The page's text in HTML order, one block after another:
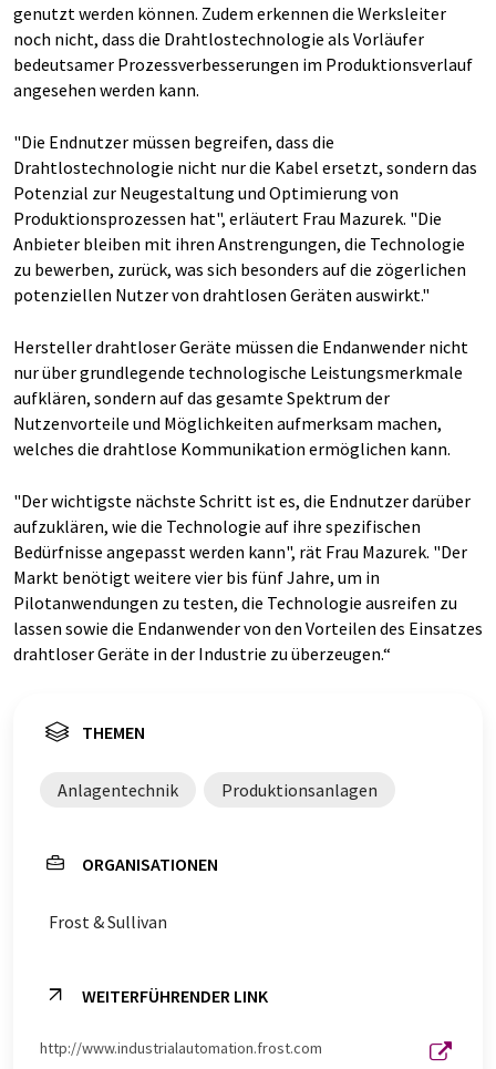
genutzt werden können. Zudem erkennen die Werksleiter
noch nicht, dass die Drahtlostechnologie als Vorläufer
bedeutsamer Prozessverbesserungen im Produktionsverlauf
angesehen werden kann.
"Die Endnutzer müssen begreifen, dass die
Drahtlostechnologie nicht nur die Kabel ersetzt, sondern das
Potenzial zur Neugestaltung und Optimierung von
Produktionsprozessen hat", erläutert Frau Mazurek. "Die
Anbieter bleiben mit ihren Anstrengungen, die Technologie
zu bewerben, zurück, was sich besonders auf die zögerlichen
potenziellen Nutzer von drahtlosen Geräten auswirkt."
Hersteller drahtloser Geräte müssen die Endanwender nicht
nur über grundlegende technologische Leistungsmerkmale
aufklären, sondern auf das gesamte Spektrum der
Nutzenvorteile und Möglichkeiten aufmerksam machen,
welches die drahtlose Kommunikation ermöglichen kann.
"Der wichtigste nächste Schritt ist es, die Endnutzer darüber
aufzuklären, wie die Technologie auf ihre spezifischen
Bedürfnisse angepasst werden kann", rät Frau Mazurek. "Der
Markt benötigt weitere vier bis fünf Jahre, um in
Pilotanwendungen zu testen, die Technologie ausreifen zu
lassen sowie die Endanwender von den Vorteilen des Einsatzes
drahtloser Geräte in der Industrie zu überzeugen.“
THEMEN
Anlagentechnik Produktionsanlagen
ORGANISATIONEN
Frost & Sullivan
WEITERFÜHRENDER LINK
http://www.industrialautomation.frost.com